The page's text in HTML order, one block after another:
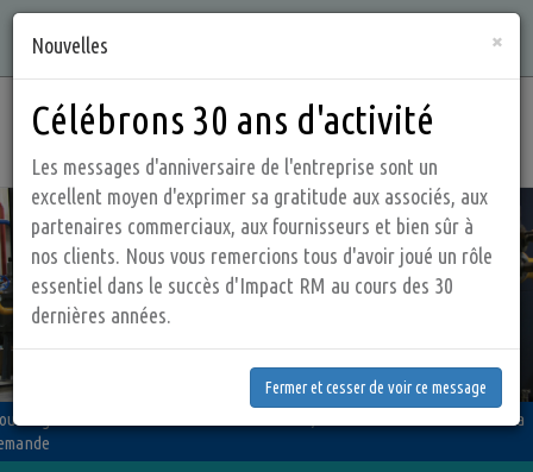
Aller
contenu
principal
votre système d'air comprimé plus efficacement
offrons des produits et services qui sont conçus pour économiser de
regardons la situation dans son ensemble, à la fois du côté de l'offre et la
société de vente et de service qui a un IMPACT positif sur votre budget!
objectif est de fournir des produits de qualité, et des services d'économie
×
Nouvelles
Célébrons 30 ans d'activité
Les messages d'anniversaire de l'entreprise sont un
excellent moyen d'exprimer sa gratitude aux associés, aux
partenaires commerciaux, aux fournisseurs et bien sûr à
nos clients. Nous vous remercions tous d'avoir joué un rôle
essentiel dans le succès d'Impact RM au cours des 30
dernières années.
Fermer et cesser de voir ce message